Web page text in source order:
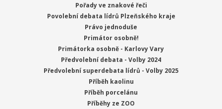
Pořady ve znakové řeči
Povolební debata lídrů Plzeňského kraje
Právo jednoduše
Primátor osobně!
Primátorka osobně - Karlovy Vary
Předvolební debata - Volby 2024
Předvolební superdebata lídrů - Volby 2025
Příběh kaolinu
Příběh porcelánu
Příběhy ze ZOO